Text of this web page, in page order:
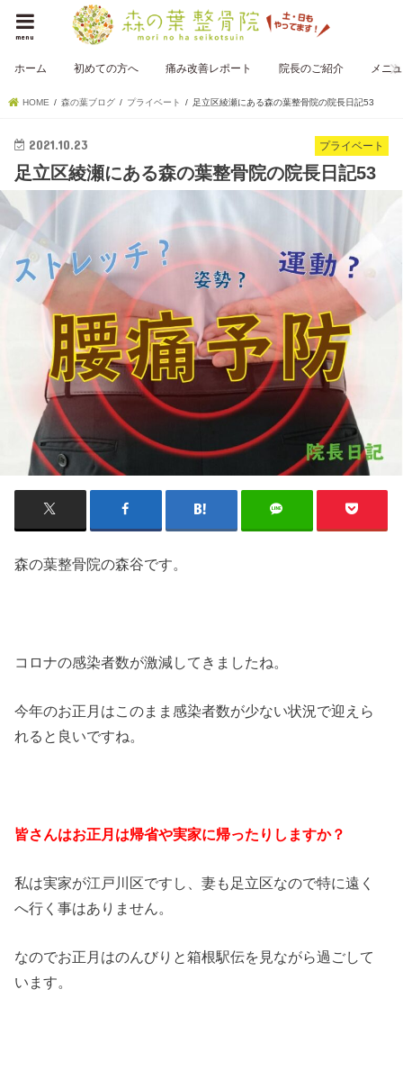
menu
ホーム 初めての方へ 痛み改善レポート 院長のご紹介 メニ
HOME 森の葉ブログ プライベート 足立区綾瀬にある森の葉整骨院の院長日記53
プライベート
2021.10.23
足立区綾瀬にある森の葉整骨院の院長日記53
森の葉整骨院の森谷です。
コロナの感染者数が激減してきましたね。
今年のお正月はこのまま感染者数が少ない状況で迎えら
れると良いですね。
皆さんはお正月は帰省や実家に帰ったりしますか？
私は実家が江戸川区ですし、妻も足立区なので特に遠く
へ行く事はありません。
なのでお正月はのんびりと箱根駅伝を見ながら過ごして
います。